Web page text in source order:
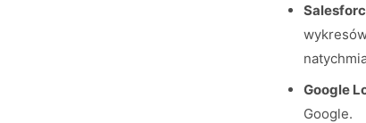
Google
Google.